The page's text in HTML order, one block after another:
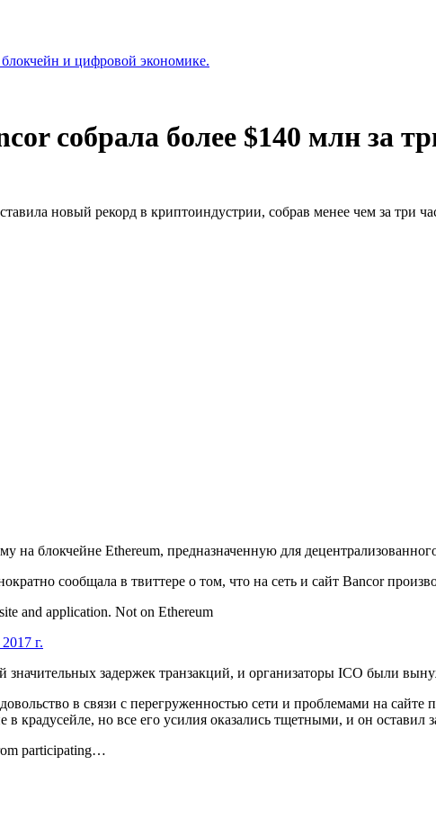
и цифровой экономике.
собрала более $140 млн за
новый рекорд в криптоиндустрии, собрав менее чем за три
на блокчейне Ethereum, предназначенную для
сообщала в твиттере о том, что на сеть и сайт Bancor
and application. Not on Ethereum
г.
задержек транзакций, и организаторы ICO были
в связи с перегруженностью сети и проблемами на
в крадусейле, но все его усилия оказались тщетными, и он оставил
participating…